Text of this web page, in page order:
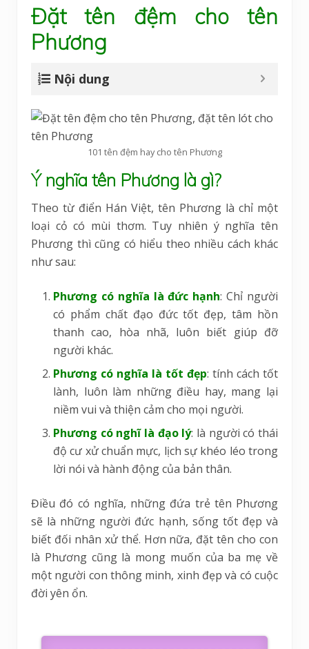
Đặt tên đệm cho tên
Phương
Nội dung
101 tên đệm hay cho tên Phương
Ý nghĩa tên Phương là gì?
Theo từ điển Hán Việt, tên Phương là chỉ một
loại cỏ có mùi thơm. Tuy nhiên ý nghĩa tên
Phương thì cũng có hiểu theo nhiều cách khác
như sau:
Phương có nghĩa là đức hạnh: Chỉ người
có phẩm chất đạo đức tốt đẹp, tâm hồn
thanh cao, hòa nhã, luôn biết giúp đỡ
người khác.
Phương có nghĩa là tốt đẹp: tính cách tốt
lành, luôn làm những điều hay, mang lại
niềm vui và thiện cảm cho mọi người.
Phương có nghĩ là đạo lý: là người có thái
độ cư xử chuẩn mực, lịch sự khéo léo trong
lời nói và hành động của bản thân.
Điều đó có nghĩa, những đứa trẻ tên Phương
sẽ là những người đức hạnh, sống tốt đẹp và
biết đối nhân xử thể. Hơn nữa, đặt tên cho con
là Phương cũng là mong muốn của ba mẹ về
một người con thông minh, xinh đẹp và có cuộc
đời yên ổn.